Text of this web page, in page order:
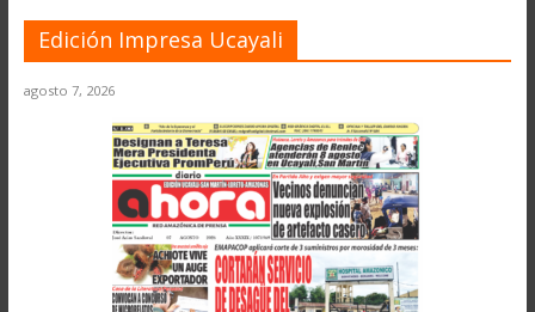
Edición Impresa Ucayali
agosto 7, 2026